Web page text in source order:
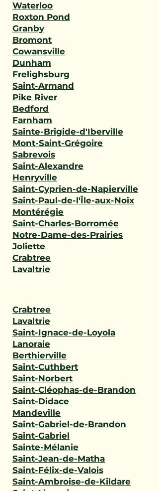
Waterloo
Roxton Pond
Granby
Bromont
Cowansville
Dunham
Frelighsburg
Saint-Armand
Pike River
Bedford
Farnham
Sainte-Brigide-d'Iberville
Mont-Saint-Grégoire
Sabrevois
Saint-Alexandre
Henryville
Saint-Cyprien-de-Napierville
Saint-Paul-de-l'Île-aux-Noix
Montérégie
Saint-Charles-Borromée
Notre-Dame-des-Prairies
Joliette
Crabtree
Lavaltrie
Crabtree
Lavaltrie
Saint-Ignace-de-Loyola
Lanoraie
Berthierville
Saint-Cuthbert
Saint-Norbert
Saint-Cléophas-de-Brandon
Saint-Didace
Mandeville
Saint-Gabriel-de-Brandon
Saint-Gabriel
Sainte-Mélanie
Saint-Jean-de-Matha
Saint-Félix-de-Valois
Saint-Ambroise-de-Kildare